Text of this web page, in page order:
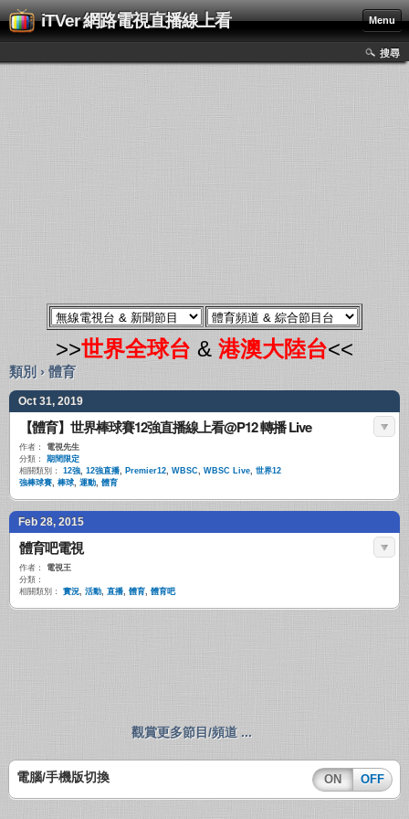
iTVer 網路電視直播線上看 Menu
搜尋
>>世界全球台 &港澳大陸台<<
類別 › 體育
Oct 31, 2019
【體育】世界棒球賽12強直播線上看@P12 轉播 Live
作者：
電視先生
分類：
期間限定
相關類別：
12強, 12強直播, Premier12, WBSC, WBSC Live, 世界12
強棒球賽, 棒球, 運動, 體育
Feb 28, 2015
體育吧電視
作者：
電視王
分類：
相關類別：
實況, 活動, 直播, 體育, 體育吧
觀賞更多節目/頻道 ...
電腦/手機版切換 ON OFF